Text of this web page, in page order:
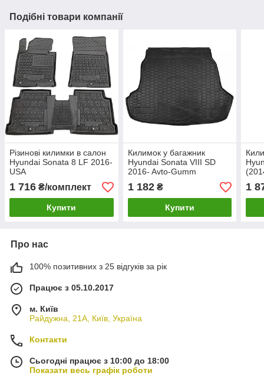
Подібні товари компанії
Різинові килимки в салон
Hyundai Sonata 8 LF 2016-
USA
1 716 ₴/комплект
Купити
Килимок у багажник
Hyundai Sonata VIII SD
2016- Avto-Gumm
1 182₴
Купити
(JF)
1
Про нас
100% позитивних з 25 відгуків за рік
Працює з 05.10.2017
м. Київ
Райдужна, 21А, Київ, Україна
Контакти
Сьогодні працює з 10:00 до 18:00
Показати весь графік роботи